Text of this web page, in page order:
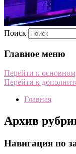
Поиск
Главное меню
Перейти к
Перейти к
Главная
Архив
Навигация по